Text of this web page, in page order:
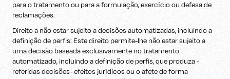
para o tratamento ou para a formulação, exercício ou defesa de
reclamações.
Direito a não estar sujeito a decisões automatizadas, incluindo a
definição de perfis: Este direito permite-lhe não estar sujeito a
uma decisão baseada exclusivamente no tratamento
automatizado, incluindo a definição de perfis, que produza -
referidas decisões- efeitos jurídicos ou o afete de forma